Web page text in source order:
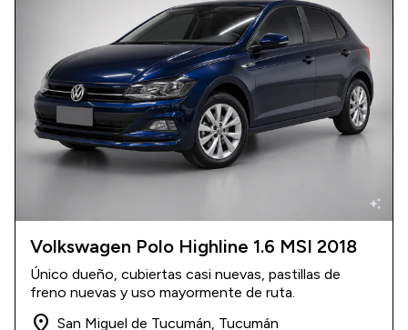
auto_awesome
2018 116.800 km
$ 18.900.000
Volkswagen Polo Highline 1.6 MSI 2018
Único dueño, cubiertas casi nuevas, pastillas de
freno nuevas y uso mayormente de ruta.
place San Miguel de Tucumán, Tucumán